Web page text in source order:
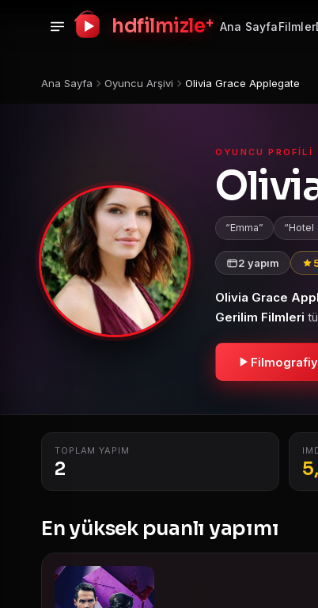
hdfilmizle+ Ana SayfaFilmler
Ana Sayfa Oyuncu Arşivi Olivia Grace Applegate
OYUNCU PROFILI
Emma Hotel
2 yapım
Olivia Grace
Gerilim Filmleri
TOPLAM YAPIM
2
En yüksek puanlı yapımı